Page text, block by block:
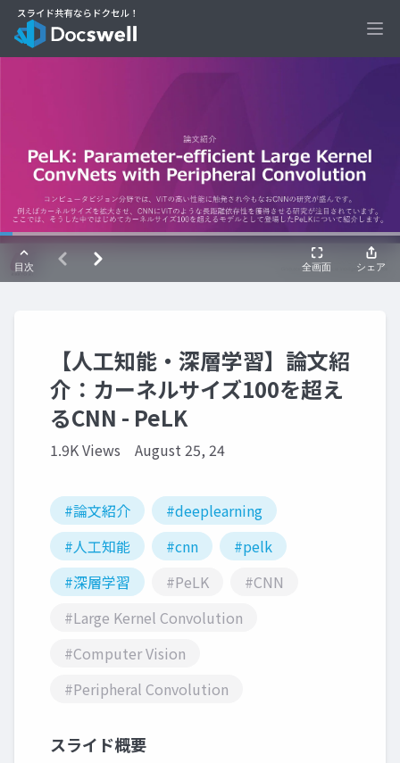
【人工知能・深層学習】論文紹
介：カーネルサイズ100を超え
るCNN - PeLK
1.9K Views August 25, 24
#論文紹介
#deeplearning
#人工知能
#cnn
#pelk
#深層学習
#PeLK
#CNN
#Large Kernel Convolution
#Computer Vision
#Peripheral Convolution
スライド概要